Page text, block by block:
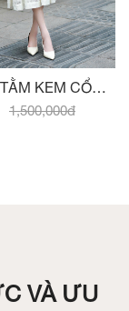
KEM CỔ
1,500,000đ
VÀ ƯU